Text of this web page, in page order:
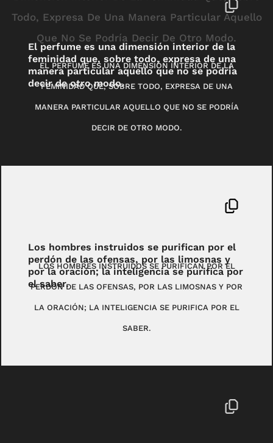
El perfume es una dimensión interior de la
feminidad que, sobre todo, expresa de una
manera particular aquello que no se podría
decir de otro modo.
EL PERFUME ES UNA DIMENSIÓN INTERIOR DE LA
FEMINIDAD QUE, SOBRE TODO, EXPRESA DE UNA
MANERA PARTICULAR AQUELLO QUE NO SE PODRÍA
DECIR DE OTRO MODO.
Los hombres instruidos se purifican por el
perdón de las ofensas, por las limosnas y
por la oración; la inteligencia se purifica por
el saber.
LOS HOMBRES INSTRUIDOS SE PURIFICAN POR EL
PERDÓN DE LAS OFENSAS, POR LAS LIMOSNAS Y POR
LA ORACIÓN; LA INTELIGENCIA SE PURIFICA POR EL
SABER.